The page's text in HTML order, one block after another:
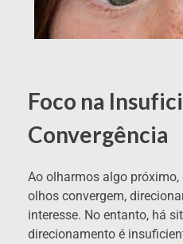
Foco na
Convergência
Ao olharmos algo
olhos convergem,
interesse. No entanto, há
direcionamento é